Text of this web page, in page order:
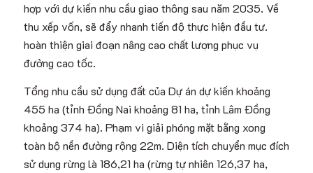
hợp với dự kiến nhu cầu giao thông sau năm 2035. Về
thu xếp vốn, sẽ đẩy nhanh tiến độ thực hiện đầu tư.
hoàn thiện giai đoạn nâng cao chất lượng phục vụ
đường cao tốc.
Tổng nhu cầu sử dụng đất của Dự án dự kiến khoảng
455 ha (tỉnh Đồng Nai khoảng 81 ha, tỉnh Lâm Đồng
khoảng 374 ha). Phạm vi giải phóng mặt bằng xong
toàn bộ nền đường rộng 22m. Diện tích chuyển mục đích
sử dụng rừng là 186,21 ha (rừng tự nhiên 126,37 ha,